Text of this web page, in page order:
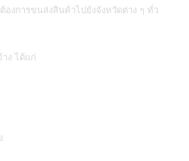
องการขนส่งสินค้าไปยังจังหวัดต่าง ๆ ทั่ว
ง ได้แก่